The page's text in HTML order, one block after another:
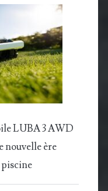
LUBA 3 AWD
nouvelle ère